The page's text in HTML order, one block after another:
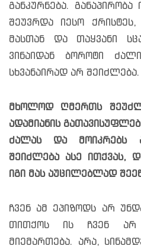
განკურნება.
შეუვრდა იესო
მასთან და თაყვანი
ვინაიდან ბოროტი
სხვანაირად არ შეიძლება.
მხოლოდ ღმერთს
ადამიანის
ძალას და მოიკრებს
შეიძლება ასე ითქვას,
იგი მას აუცილებლად
ჩვენ ამ ეპიზოდს არ
თითქოს ის ჩვენ არ
მიემართება. არა,